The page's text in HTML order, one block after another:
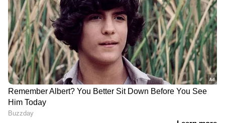
'അമ്മ വിളി' പ്രശ്നം; മാപ്പ്
പറയാൻ തയ്യാറെന്ന് ദിയ
കൃഷ്ണ, പക്ഷേ ആ ഒരു
കാര്യത്തിൽ മാത്രം
ഓ​ഗസ്റ്റിൽ നിമിഷ്
രവിയുമായി വിവാഹം ?
അച്ഛന്റെ
തുറന്നുപറച്ചിലിനെ കുറിച്ച്